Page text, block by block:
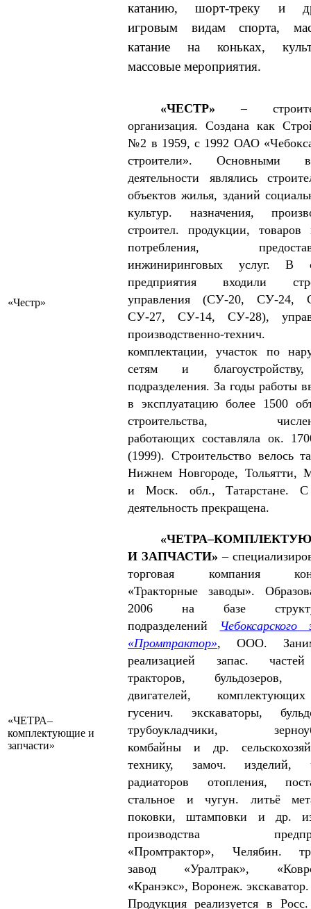
катанию, шорт-треку и
игровым видам спорта,
катание на коньках,
массовые мероприятия.
«Честр»
«ЧЕСТР» –
организация. Создана как
№2 в 1959, с 1992 ОАО
строители». Основными
деятельности являлись
объектов жилья, зданий
культур. назначения,
строител. продукции, товаров
потребления,
инжиниринговых услуг. В
предприятия входили
управления (СУ-20, СУ-24,
СУ-27, СУ-14, СУ-28),
производственно-технич.
комплектации, участок по
сетям и
подразделения. За годы работы
в эксплуатацию более 1500
строительства,
работающих составляла ок.
(1999). Строительство велось
Нижнем Новгороде, Тольятти,
и Моск. обл., Татарстане.
деятельность прекращена.
«ЧЕТРА–
комплектующие и
запчасти»
И ЗАПЧАСТИ» –
торговая компания
«Тракторные заводы».
2006 на базе
подразделений
Чебоксарского
«Промтрактор», ООО.
реализацией запас.
тракторов, бульдозеров,
двигателей,
гусенич. экс­каваторы,
трубоукладчики,
комбайны и др.
технику, замоч. изделий,
радиаторов отопления,
стальное и чугун. литьё
поковки, штамповки и др.
производства
«Промтрактор», Челябин.
завод «Урал­трак»,
«Кранэкс», Воронеж. экскаватор.
Продукция реализуется в